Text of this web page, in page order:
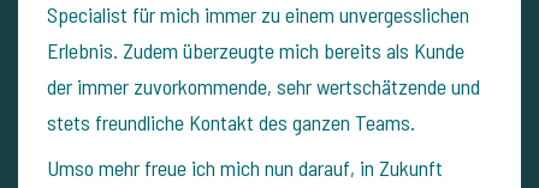
Specialist für mich immer zu einem unvergesslichen
Erlebnis. Zudem überzeugte mich bereits als Kunde
der immer zuvorkommende, sehr wertschätzende und
stets freundliche Kontakt des ganzen Teams.
Umso mehr freue ich mich nun darauf, in Zukunft